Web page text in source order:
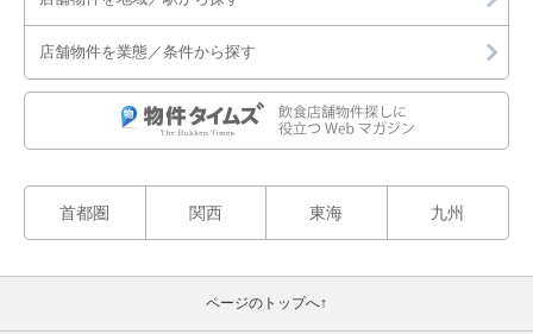
店舗物件を業態／条件から探す
首都圏 関西 東海 九州
ページのトップへ↑